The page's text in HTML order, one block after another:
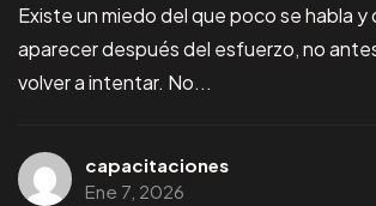
Existe un miedo del que poco se habla y
aparecer después del esfuerzo, no
volver a intentar. No...
capacitaciones
Ene 7, 2026